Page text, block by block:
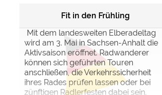
Fit in den Frühling
Mit dem landesweiten Elberadeltag
wird am 3. Mai in Sachsen-Anhalt die
Aktivsaison eröffnet. Radwanderer
können sich geführten Touren
anschließen, die Verkehrssicherheit
ihres Rades prüfen lassen oder bei
zünftigen Radlerfesten dabei sein.